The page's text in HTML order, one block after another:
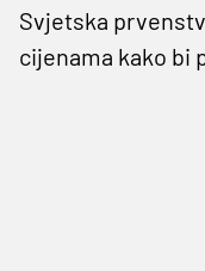
Svjetska
cijenama kako bi